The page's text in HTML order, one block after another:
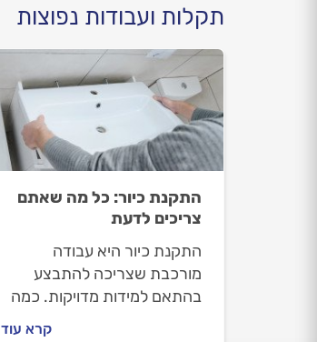
תקלות ועבודות נפוצות
התקנת כיור: כל מה שאתם
צריכים לדעת
התקנת כיור היא עבודה
מורכבת שצריכה להתבצע
בהתאם למידות מדויקות. כמה
קרא עוד